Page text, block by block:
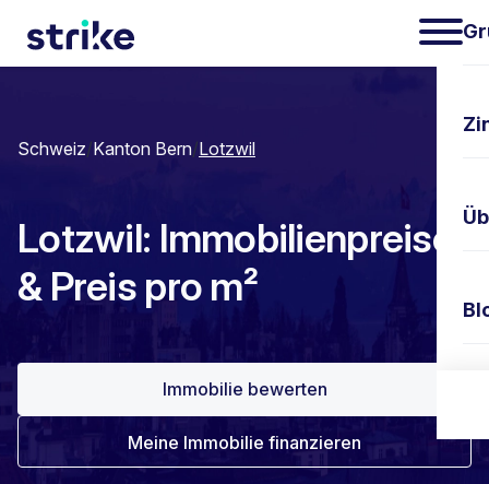
Schweiz/Kanton Bern/Lotzwil
Lotzwil: Immobilienpreise
& Preis pro m²
Immobilie bewerten
Meine Immobilie finanzieren